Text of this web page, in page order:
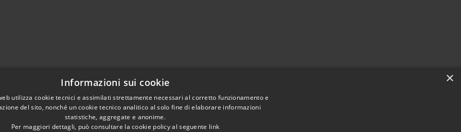
sito
×
Informazioni sui cookie
utilizza cookie tecnici e assimilati strettamente necessari al corretto funzionamento e
del sito, nonché un cookie tecnico analitico al solo fine di elaborare informazioni
statistiche, aggregate e anonime.
Per maggiori dettagli, può consultare la cookie policy al seguente link